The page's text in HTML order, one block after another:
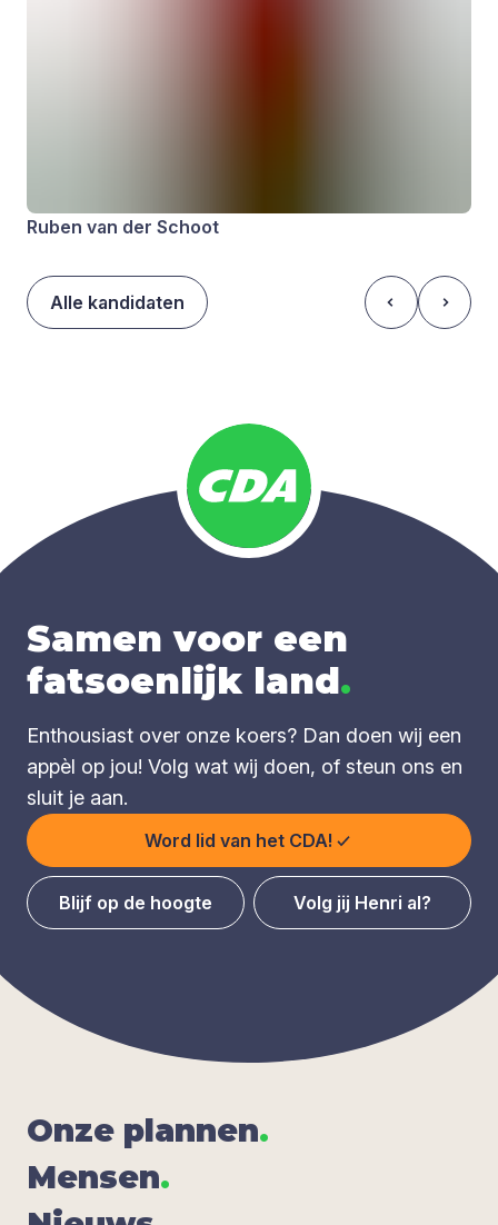
Ruben van der Schoot
Alle kandidaten
Samen voor een
fatsoenlijk land.
Enthousiast over onze koers? Dan doen wij een
appèl op jou! Volg wat wij doen, of steun ons en
sluit je aan.
Word lid van het CDA!
Blijf op de hoogte Volg jij Henri al?
Onze plan­nen.
Men­sen.